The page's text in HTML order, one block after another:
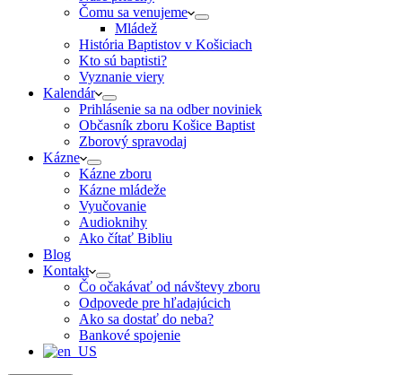
Čomu sa venujeme
Mládež
História Baptistov v Košiciach
Kto sú baptisti?
Vyznanie viery
Kalendár
Prihlásenie sa na odber noviniek
Občasník zboru Košice Baptist
Zborový spravodaj
Kázne
Kázne zboru
Kázne mládeže
Vyučovanie
Audioknihy
Ako čítať Bibliu
Blog
Kontakt
Čo očakávať od návštevy zboru
Odpovede pre hľadajúcich
Ako sa dostať do neba?
Bankové spojenie